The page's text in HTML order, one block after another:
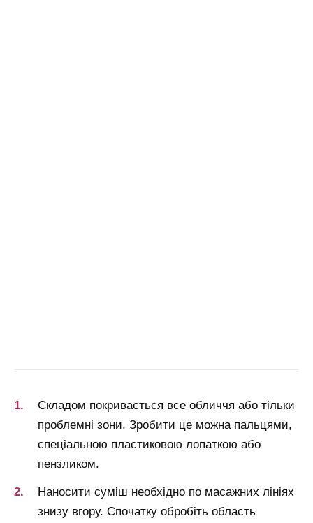
Складом покривається все обличчя або тільки
проблемні зони. Зробити це можна пальцями,
спеціальною пластиковою лопаткою або
пензликом.
Наносити суміш необхідно по масажних лініях
знизу вгору. Спочатку обробіть область